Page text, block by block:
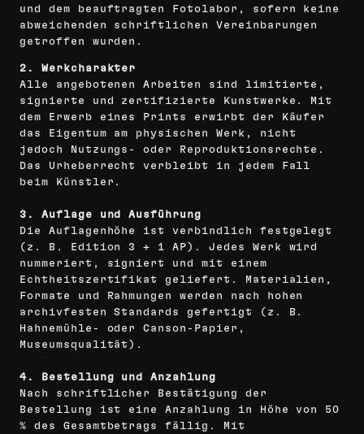
und dem beauftragten Fotolabor, sofern keine
abweichenden schriftlichen Vereinbarungen
getroffen wurden.
2. Werkcharakter
Alle angebotenen Arbeiten sind limitierte,
signierte und zertifizierte Kunstwerke. Mit
dem Erwerb eines Prints erwirbt der Käufer
das Eigentum am physischen Werk, nicht
jedoch Nutzungs- oder Reproduktionsrechte.
Das Urheberrecht verbleibt in jedem Fall
beim Künstler.
3. Auflage und Ausführung
Die Auflagenhöhe ist verbindlich festgelegt
(z. B. Edition 3 + 1 AP). Jedes Werk wird
nummeriert, signiert und mit einem
Echtheitszertifikat geliefert. Materialien,
Formate und Rahmungen werden nach hohen
archivfesten Standards gefertigt (z. B.
Hahnemühle- oder Canson-Papier,
Museumsqualität).
4. Bestellung und Anzahlung
Nach schriftlicher Bestätigung der
Bestellung ist eine Anzahlung in Höhe von 50
% des Gesamtbetrags fällig. Mit